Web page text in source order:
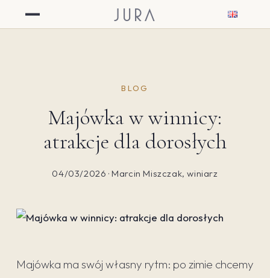
JURA
BLOG
Majówka w winnicy:
atrakcje dla dorosłych
04/03/2026 · Marcin Miszczak, winiarz
Majówka ma swój własny rytm: po zimie chcemy